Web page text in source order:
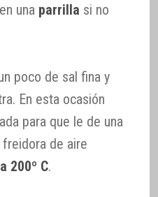
una parrilla si no
poco de sal fina y
En esta ocasión
para que le de una
de aire
200º C.